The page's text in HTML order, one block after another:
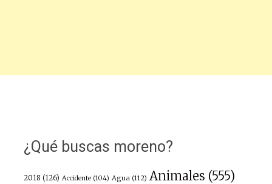
¿Qué buscas moreno?
2018 (126) Accidente(104) Agua (112) Animales (555)